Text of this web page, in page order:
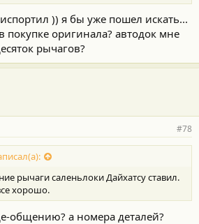
)) я бы уже пошел искать...
покупке оригинала? автодок мне
рычагов?
#78
рычаги саленьлоки Дайхатсу ставил.
хорошо.
общению? а номера деталей?